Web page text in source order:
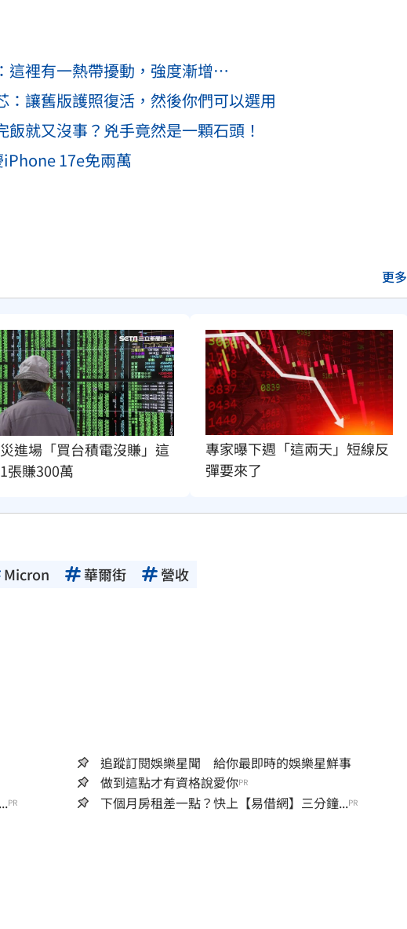
這裡有一熱帶擾動，強度漸增…
讓舊版護照復活，然後你們可以選用
就又沒事？兇手竟然是一顆石頭！
17e免兩萬
更多
進場「買台積電沒賺」這
張賺300萬
專家曝下週「這兩天」短線反
彈要來了
Micron 華爾街 營收
追蹤訂閱娛樂星聞 給你最即時的娛樂星鮮事
做到這點才有資格說愛你PR
PR 下個月房租差一點？快上【易借網】三分鐘...PR